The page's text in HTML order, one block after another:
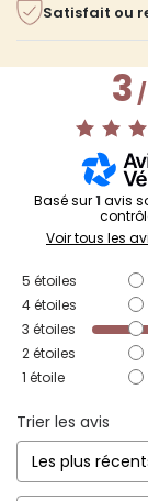
Satisfait ou
3/
Basé sur1 avis
Voir tous les
5 étoiles
4étoiles
3 étoiles
2étoiles
1 étoile
Trier les avis